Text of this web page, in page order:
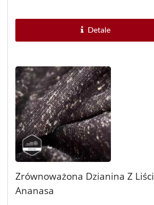
Detale
Zrównoważona Dzianina Z Liści
Ananasa